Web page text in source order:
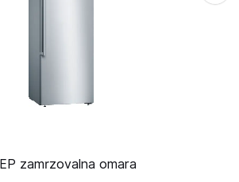
zamrzovalna omara